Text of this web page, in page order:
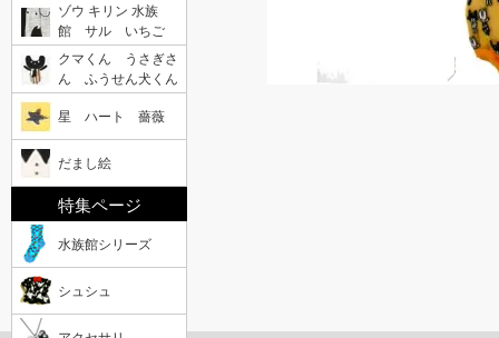
ゾウ キリン 水族
館 サル いちご
クマくん うさぎさ
ん ふうせん犬くん
星 ハート 薔薇
だまし絵
特集ページ
水族館シリーズ
シュシュ